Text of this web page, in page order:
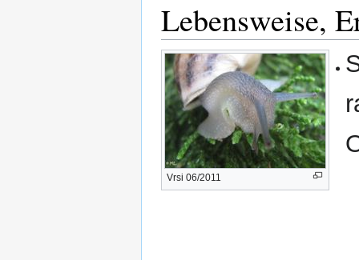
Lebensweise,
Vrsi 06/2011